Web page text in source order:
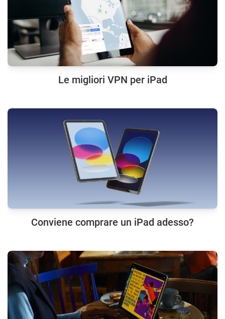
Le migliori VPN per iPad
Conviene comprare un iPad adesso?